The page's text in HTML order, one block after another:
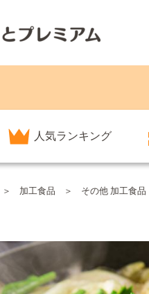
人気ランキング
加工食品 その他 加工食品